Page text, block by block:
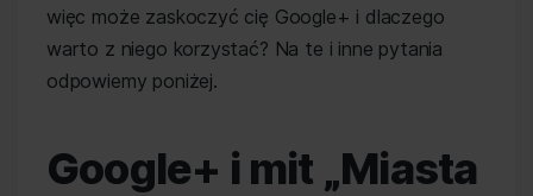
więc może zaskoczyć cię Google+ i dlaczego
warto z niego korzystać? Na te i inne pytania
odpowiemy poniżej.
Google+ i mit „Miasta